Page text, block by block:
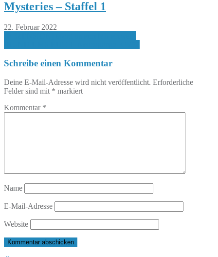
Mysteries – Staffel 1
22. Februar 2022
Schreibe einen Kommentar
Deine E-Mail-Adresse wird nicht veröffentlicht. Erforderliche
Felder sind mit * markiert
Kommentar *
Name
E-Mail-Adresse
Website